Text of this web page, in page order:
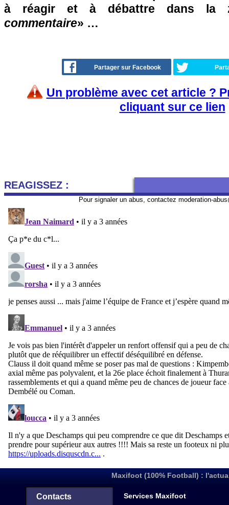
à réagir et à débattre dans la
commentaire» …
Partager sur Facebook
Un problème avec cet article ?
cliquant sur ce lien
REAGISSEZ :
Pour signaler un abus, contactez moderation-
Maxifoot (100% Football) :
Contacts Services Maxifoot